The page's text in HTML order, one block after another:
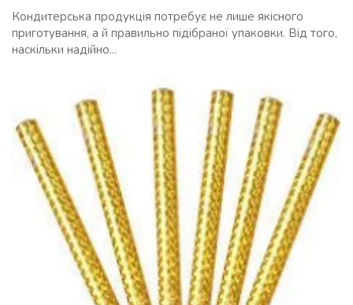
Кондитерська продукція потребує не лише якісного
приготування, а й правильно підібраної упаковки. Від того,
наскільки надійно...